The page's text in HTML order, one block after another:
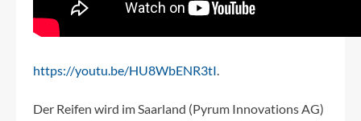
https://youtu.be/HU8WbENR3tI
Der Reifen wird im Saarland (Pyrum Innovations AG)